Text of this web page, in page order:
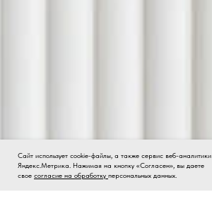
Сайт использует cookie-файлы, а также сервис веб-аналитики
Яндекс.Метрика. Нажимая на кнопку «Согласен», вы даете
свое согласие на обработку персональных данных.